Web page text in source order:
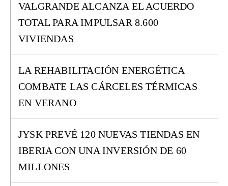
VALGRANDE ALCANZA EL ACUERDO
TOTAL PARA IMPULSAR 8.600
VIVIENDAS
LA REHABILITACIÓN ENERGÉTICA
COMBATE LAS CÁRCELES TÉRMICAS
EN VERANO
JYSK PREVÉ 120 NUEVAS TIENDAS EN
IBERIA CON UNA INVERSIÓN DE 60
MILLONES